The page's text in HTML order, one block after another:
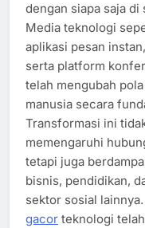
dengan siapa saja di
Media teknologi
aplikasi pesan
serta platform
telah mengubah
manusia secara
Transformasi ini
memengaruhi
tetapi juga
bisnis, pendidikan,
sektor sosial
gacor teknologi